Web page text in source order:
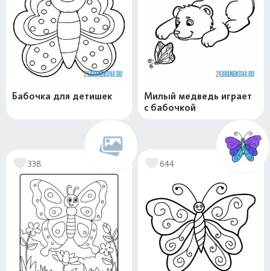
Бабочка для детишек
Милый медведь играет
с бабочкой
338 644